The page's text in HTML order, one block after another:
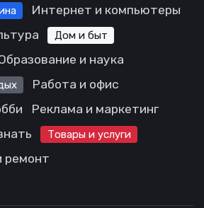
Интернет и компьютеры
Дом и быт
и наука
Работа и офис
Реклама и маркетинг
Товары и услуги
ремонт